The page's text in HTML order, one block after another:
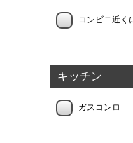
コンビニ近く
キッチン
ガスコンロ